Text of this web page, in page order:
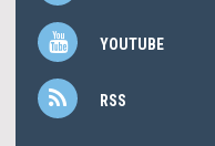
YOUTUBE
RSS